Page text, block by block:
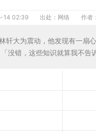
14 02:39 出处：网络 作者
大为震动，他发现有一扇
错，这些知识就算我不告